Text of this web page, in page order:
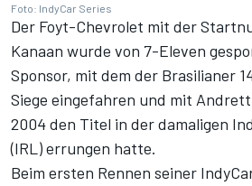
Foto: IndyCar Series
Der Foyt-Chevrolet mit der
Kanaan wurde von 7-Eleven
Sponsor, mit dem der Brasilianer
Siege eingefahren und mit
2004 den Titel in der damaligen
(IRL) errungen hatte.
Beim ersten Rennen seiner